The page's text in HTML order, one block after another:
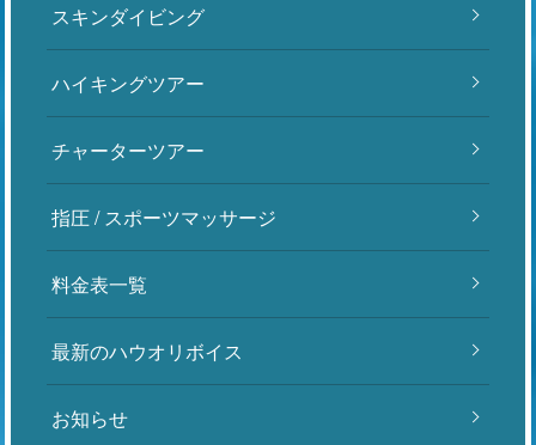
スキンダイビング
ハイキングツアー
チャーターツアー
指圧 / スポーツマッサージ
料金表一覧
最新のハウオリボイス
お知らせ